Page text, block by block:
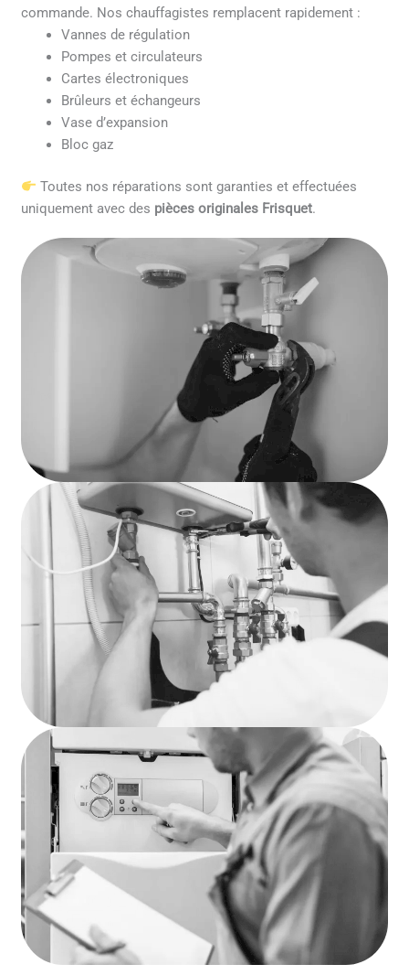
commande. Nos chauffagistes remplacent rapidement :
Vannes de régulation
Pompes et circulateurs
Cartes électroniques
Brûleurs et échangeurs
Vase d’expansion
Bloc gaz
Toutes nos réparations sont garanties et effectuées
uniquement avec des pièces originales Frisquet.